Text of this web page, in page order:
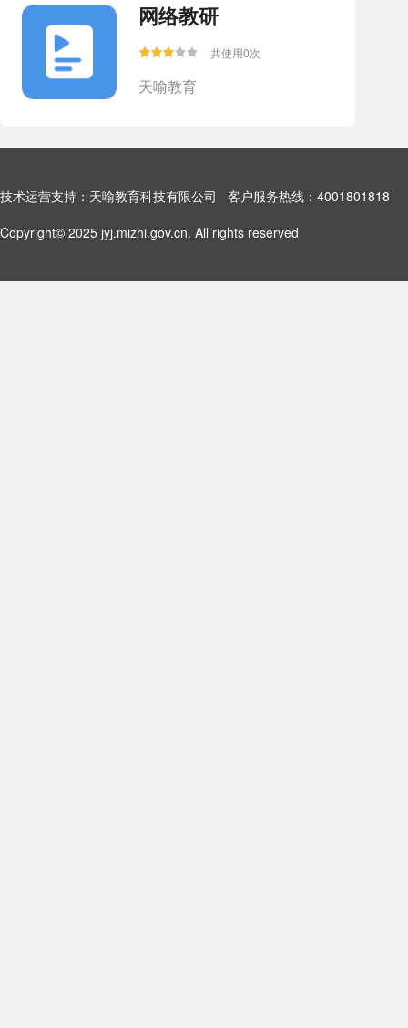
网络教研
共使用0次
天喻教育
技术运营支持：天喻教育科技有限公司 客户服务热线：4001801818
Copyright© 2025 jyj.mizhi.gov.cn. All rights reserved